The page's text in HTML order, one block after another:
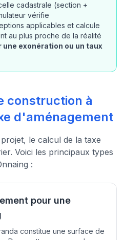
cadastrale (section +
vérifie
applicables et calcule
au plus proche de la réalité
exonération ou un taux
construction à
d'aménagement
le calcul de la taxe
Voici les principaux types
:
pour une
constitue une surface de